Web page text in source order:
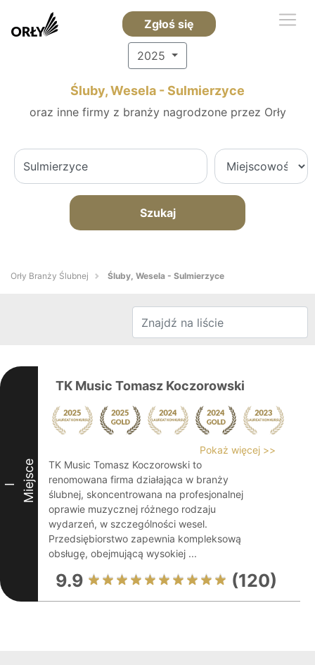
Zgłoś się
2025
Śluby, Wesela - Sulmierzyce
oraz inne firmy z branży nagrodzone przez Orły
Szukaj
Orły Branży Ślubnej Śluby, Wesela - Sulmierzyce
I Miejsce
TK Music Tomasz Koczorowski
Pokaż więcej >>
TK Music Tomasz Koczorowski to
renomowana firma działająca w branży
ślubnej, skoncentrowana na profesjonalnej
oprawie muzycznej różnego rodzaju
wydarzeń, w szczególności wesel.
Przedsiębiorstwo zapewnia kompleksową
obsługę, obejmującą wysokiej ...
9.9 (120)